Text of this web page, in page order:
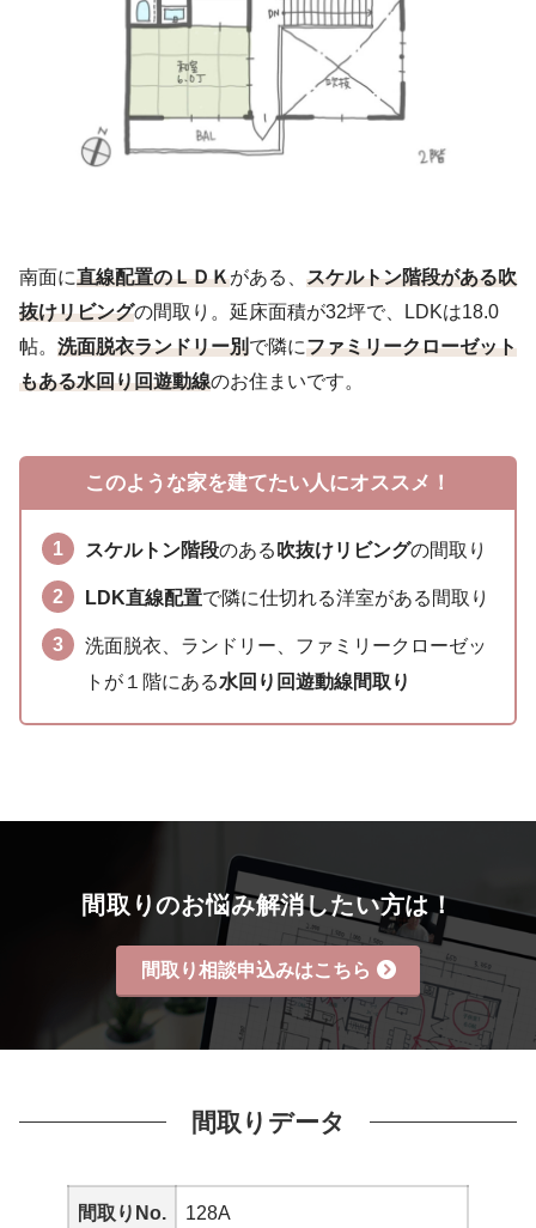
南面に直線配置のＬＤＫがある、 スケルトン階段がある吹
抜けリビングの間取り。延床面積が32坪で、LDKは18.0
帖。 洗面脱衣ランドリー別で隣にファミリークローゼット
もある水回り回遊動線のお住まいです。
このような家を建てたい人にオススメ！
スケルトン階段のある 吹抜けリビングの間取り
LDK直線配置で隣に仕切れる洋室がある間取り
洗面脱衣、ランドリー、ファミリークローゼッ
トが１階にある水回り回遊動線間取り
間取りのお悩み解消したい方は！
間取り相談申込みはこちら
間取りデータ
間取りNo. 128A